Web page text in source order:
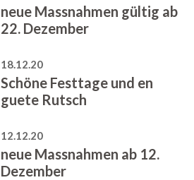
neue Massnahmen gültig ab
22. Dezember
18.12.20
Schöne Festtage und en
guete Rutsch
12.12.20
neue Massnahmen ab 12.
Dezember